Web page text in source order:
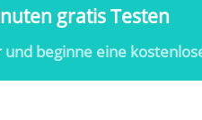
gratis Testen
beginne eine